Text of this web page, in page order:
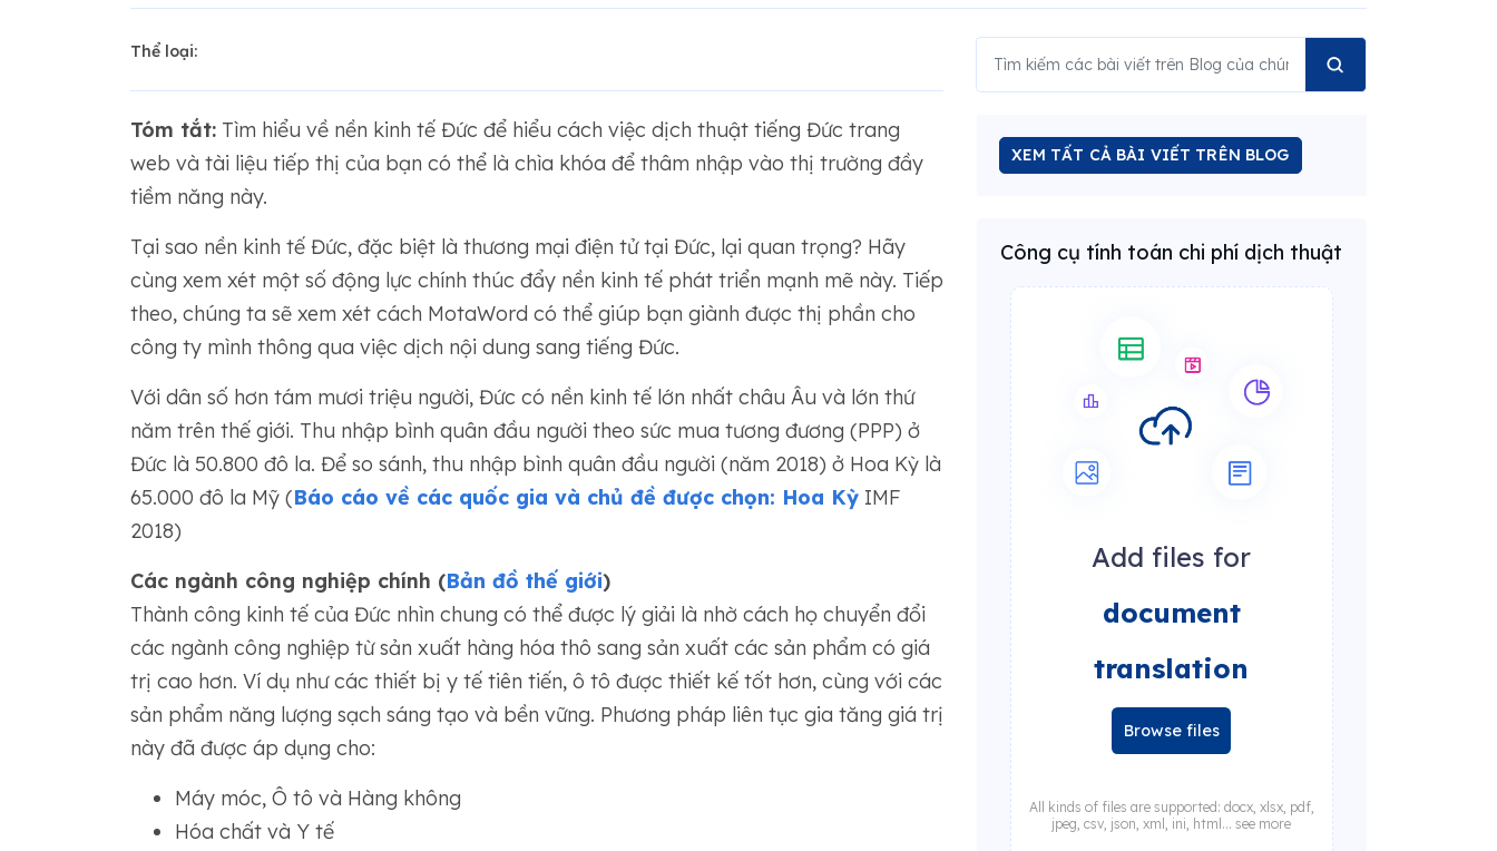
Thể loại:
Tóm tắt:Tìm hiểu về nền kinh tế Đức để hiểu cách việc dịch thuật tiếng Đức trang
web và tài liệu tiếp thị của bạn có thể là chìa khóa để thâm nhập vào thị trường đầy
tiềm năng này.
Tại sao nền kinh tế Đức, đặc biệt là thương mại điện tử tại Đức, lại quan trọng? Hãy
cùng xem xét một số động lực chính thúc đẩy nền kinh tế phát triển mạnh mẽ này. Tiếp
theo, chúng ta sẽ xem xét cách MotaWord có thể giúp bạn giành được thị phần cho
công ty mình thông qua việc dịch nội dung sang tiếng Đức.
Với dân số hơn tám mươi triệu người, Đức có nền kinh tế lớn nhất châu Âu và lớn thứ
năm trên thế giới. Thu nhập bình quân đầu người theo sức mua tương đương (PPP) ở
Đức là 50.800 đô la. Để so sánh, thu nhập bình quân đầu người (năm 2018) ở Hoa Kỳ là
65.000 đô la Mỹ (Báo cáo về các quốc gia và chủ đề được chọn: Hoa KỳIMF
2018)
Các ngành công nghiệp chính (Bản đồ thế giới)
Thành công kinh tế của Đức nhìn chung có thể được lý giải là nhờ cách họ chuyển đổi
các ngành công nghiệp từ sản xuất hàng hóa thô sang sản xuất các sản phẩm có giá
trị cao hơn. Ví dụ như các thiết bị y tế tiên tiến, ô tô được thiết kế tốt hơn, cùng với các
sản phẩm năng lượng sạch sáng tạo và bền vững. Phương pháp liên tục gia tăng giá trị
này đã được áp dụng cho:
Máy móc, Ô tô và Hàng không
Hóa chất và Y tế
XEM TẤT CẢ BÀI VIẾT TRÊN BLOG
Công cụ tính toán chi phí dịch thuật
Add files for
document
translation
Browse files
All kinds of files are supported: docx, xlsx, pdf,
jpeg, csv, json, xml, ini, html... see more